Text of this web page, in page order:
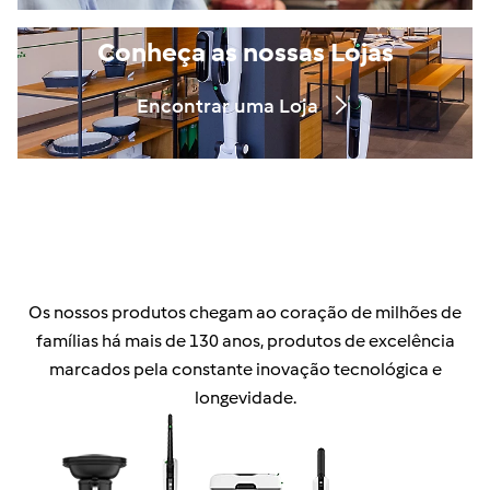
Conheça as nossas Lojas
Encontrar uma Loja
Os nossos produtos chegam ao coração de milhões de
famílias há mais de 130 anos, produtos de excelência
marcados pela constante inovação tecnológica e
longevidade.